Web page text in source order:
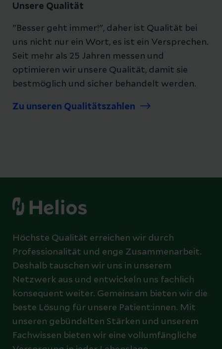
Unsere Qualität
"Besser geht immer!", daher ist Qualität bei
uns nicht nur ein Wort, es ist ein Versprechen.
Seit mehr als 25 Jahren messen und
optimieren wir unsere Qualität, damit sie
bestmöglich und sicher behandelt werden.
Zu unseren Qualitätszahlen
Höchste Qualität erreichen wir durch
Professionalität und enge Zusammenarbeit.
Deshalb tauschen wir uns in unserem
Netzwerk aus und entwickeln uns fachlich
konsequent weiter. Gemeinsam bieten wir die
beste Lösung für unsere Patient:innen. Mit
unseren gebündelten Stärken und unserem
Fachwissen bieten wir eine vollumfängliche